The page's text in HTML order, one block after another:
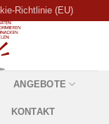
Richtlinie (EU)
ANGEBOTE
KONTAKT